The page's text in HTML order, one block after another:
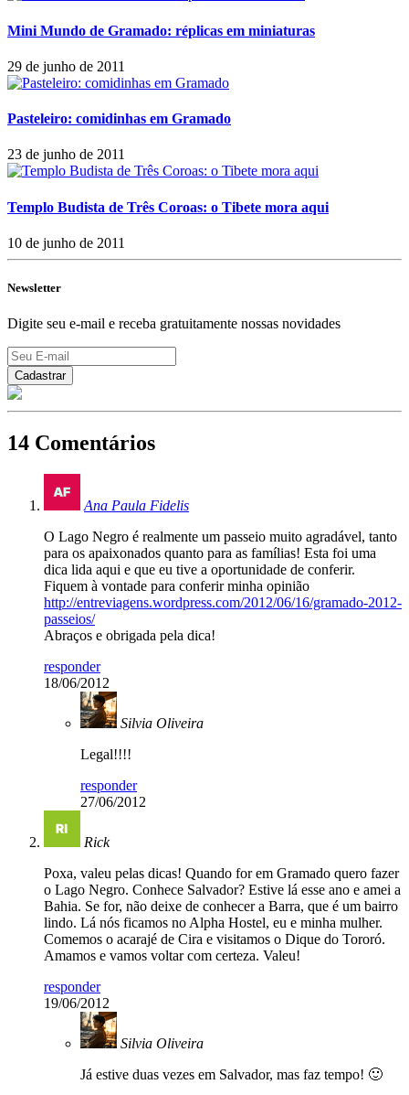
Mini Mundo de Gramado: réplicas em miniaturas
29 de junho de 2011
Pasteleiro: comidinhas em Gramado
23 de junho de 2011
Templo Budista de Três Coroas: o Tibete mora aqui
10 de junho de 2011
Newsletter
Digite seu e-mail e receba gratuitamente nossas novidades
14 Comentários
Ana Paula Fidelis
O Lago Negro é realmente um passeio muito agradável, tanto
para os apaixonados quanto para as famílias! Esta foi uma
dica lida aqui e que eu tive a oportunidade de conferir.
Fiquem à vontade para conferir minha opinião
http://entreviagens.wordpress.com/2012/06/16/gramado-2012-
passeios/
Abraços e obrigada pela dica!
responder
18/06/2012
Silvia Oliveira
Legal!!!!
responder
27/06/2012
Rick
Poxa, valeu pelas dicas! Quando for em Gramado quero fazer
o Lago Negro. Conhece Salvador? Estive lá esse ano e amei a
Bahia. Se for, não deixe de conhecer a Barra, que é um bairro
lindo. Lá nós ficamos no Alpha Hostel, eu e minha mulher.
Comemos o acarajé de Cira e visitamos o Dique do Tororó.
Amamos e vamos voltar com certeza. Valeu!
responder
19/06/2012
Silvia Oliveira
Já estive duas vezes em Salvador, mas faz tempo! 🙂